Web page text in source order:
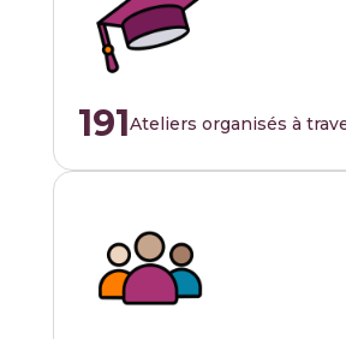
191Ateliers organisés à